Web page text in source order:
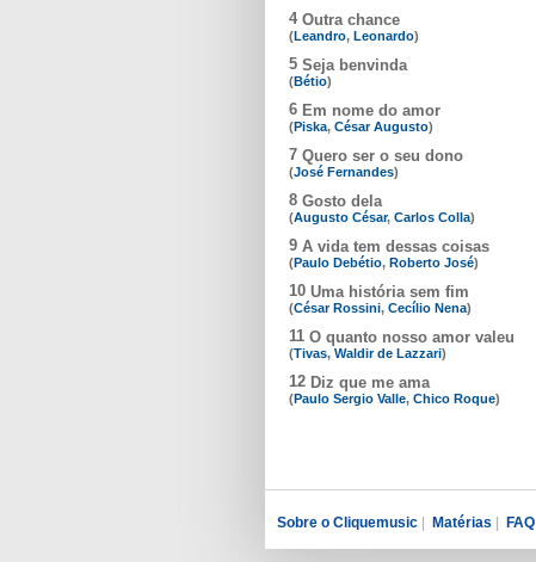
4 Outra chance
(Leandro, Leonardo)
5 Seja benvinda
(Bétio)
6 Em nome do amor
(Piska, César Augusto)
7 Quero ser o seu dono
(José Fernandes)
8 Gosto dela
(Augusto César, Carlos Colla)
9 A vida tem dessas coisas
(Paulo Debétio, Roberto José)
10 Uma história sem fim
(César Rossini, Cecílio Nena)
11 O quanto nosso amor valeu
(Tivas, Waldir de Lazzari)
12 Diz que me ama
(Paulo Sergio Valle, Chico Roque)
Sobre o Cliquemusic Matérias FAQ